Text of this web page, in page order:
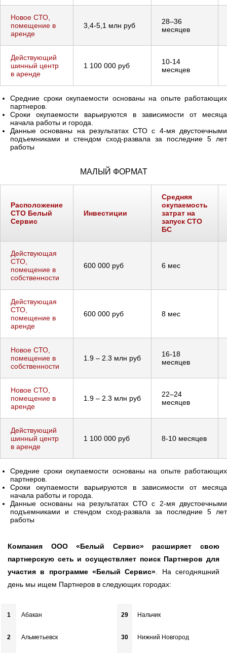
Новое СТО,
помещение в
аренде
3,4-5,1 млн руб
28–36
месяцев
Действующий
шинный центр
в аренде
1 100 000 руб
10-14
месяцев
Средние сроки окупаемости основаны на опыте работающих
партнеров.
Сроки окупаемости варьируются в зависимости от месяца
начала работы и города.
Данные основаны на результатах СТО с 4-мя двустоечными
подъемниками и стендом сход-развала за последние 5 лет
работы
МАЛЫЙ ФОРМАТ
Расположение
СТО Белый
Сервис
Инвестиции
Средняя
окупаемость
затрат на
запуск СТО
БС
Действующая
СТО,
помещение в
собственности
600 000 руб 6 мес
Действующая
СТО,
помещение в
аренде
600 000 руб 8 мес
Новое СТО,
помещение в
собственности
1.9 – 2.3 млн руб
16-18
месяцев
Новое СТО,
помещение в
аренде
1.9 – 2.3 млн руб
22–24
месяцев
Действующий
шинный центр
в аренде
1 100 000 руб 8-10 месяцев
Средние сроки окупаемости основаны на опыте работающих
партнеров.
Сроки окупаемости варьируются в зависимости от месяца
начала работы и города.
Данные основаны на результатах СТО с 2-мя двустоечными
подъемниками и стендом сход-развала за последние 5 лет
работы
Компания ООО «Белый Сервис» расширяет свою
партнерскую сеть и осуществляет поиск Партнеров для
участия в программе «Белый Сервис» . На сегодняшний
день мы ищем Партнеров в следующих городах:
1 Абакан
2 Альметьевск
29 Нальчик
30 Нижний Новгород